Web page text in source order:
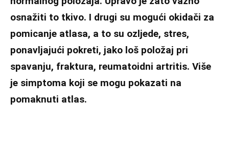
osnažiti to tkivo. I drugi su mogući okidači za
pomicanje atlasa, a to su ozljede, stres,
ponavljajući pokreti, jako loš položaj pri
spavanju, fraktura, reumatoidni artritis. Više
je simptoma koji se mogu pokazati na
pomaknuti atlas.